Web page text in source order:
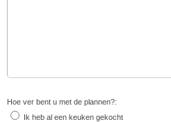
Hoe ver bent u met de plannen?:
Ik heb al een keuken gekocht